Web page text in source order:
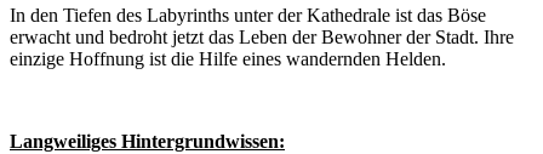
In den Tiefen des Labyrinths unter der Kathedrale ist das Böse
erwacht und bedroht jetzt das Leben der Bewohner der Stadt. Ihre
einzige Hoffnung ist die Hilfe eines wandernden Helden.
Langweiliges Hintergrundwissen: